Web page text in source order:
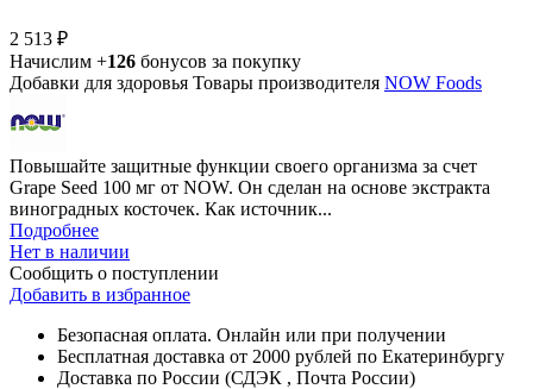
2 513 ₽
Начислим +126 бонусов за покупку
Добавки для здоровья Товары производителя NOW Foods
Повышайте защитные функции своего организма за счет
Grape Seed 100 мг от NOW. Он сделан на основе экстракта
виноградных косточек. Как источник...
Подробнее
Нет в наличии
Сообщить о поступлении
Добавить в избранное
Безопасная оплата. Онлайн или при получении
Бесплатная доставка от 2000 рублей по Екатеринбургу
Доставка по России (СДЭК , Почта России)